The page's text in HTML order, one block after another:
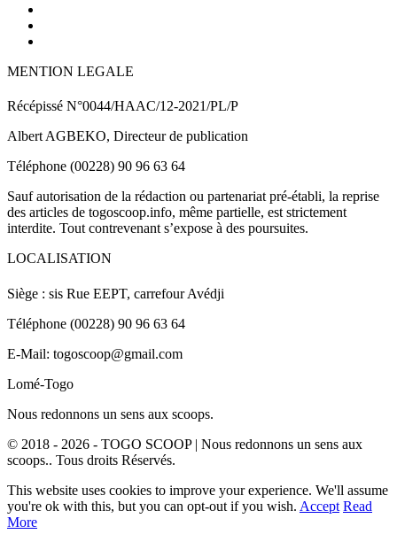
MENTION LEGALE
Récépissé N°0044/HAAC/12-2021/PL/P
Albert AGBEKO, Directeur de publication
Téléphone (00228) 90 96 63 64
Sauf autorisation de la rédaction ou partenariat pré-établi, la reprise
des articles de togoscoop.info, même partielle, est strictement
interdite. Tout contrevenant s’expose à des poursuites.
LOCALISATION
Siège : sis Rue EEPT, carrefour Avédji
Téléphone (00228) 90 96 63 64
E-Mail: togoscoop@gmail.com
Lomé-Togo
Nous redonnons un sens aux scoops.
© 2018 - 2026 - TOGO SCOOP | Nous redonnons un sens aux
scoops.. Tous droits Réservés.
This website uses cookies to improve your experience. We'll assume
you're ok with this, but you can opt-out if you wish. Accept Read
More